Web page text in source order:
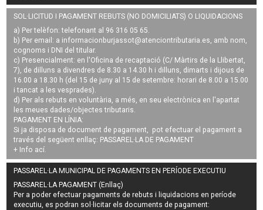
SOL·LICITUD I PAGAMENT REBUTS (NO DOMICILIATS) O LIQUIDACIONS
a) Per telèfon: telefonant al 96 316 05 65.
b) Per email: a informacionburjassot@atenciontributaria.es , amb nom,
cognoms i DNI del titular.
c) Presencialment: en l'Oficina de recaptació (C/ Màrtirs de la Llibertat,
7), de dilluns a divendres de 8.30 a 14.30 h i dilluns, dimarts i dijous de
16.00 a 18.30 h (del 15 de juny al 15 de setembre: horari de 8.00 a 15.00
i tancat a les vesprades).
d) Per als rebuts en voluntària, a més, en seu electrònica en l'apartat
les meues dades/objectes tributaris.
PAGAMENT EN LÍNIA:
Si ja disposa de document de pagament, pot efectuar el pagament a
través del següent enllaç: PASSAREL·LA DE PAGAMENT
+ Info ací
PASSAREL·LA MUNICIPAL DE PAGAMENTS EN PERÍODE EXECUTIU
PASSAREL·LA PAGAMENT (Enllaç)
Per a poder efectuar pagaments derebuts i liquidacions en període
executiu, es podran sol·licitar els documents de pagament: